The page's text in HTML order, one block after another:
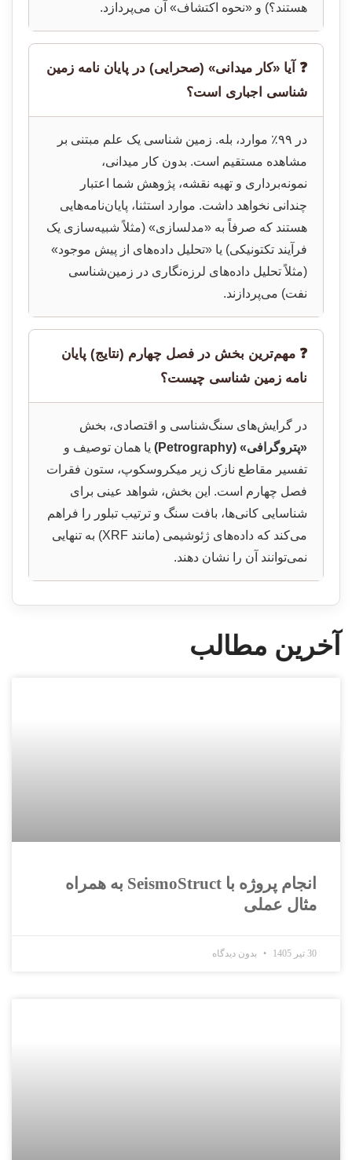
هستند؟) و «نحوه اکتشاف» آن می‌پردازد.
❓ آیا «کار میدانی» (صحرایی) در پایان نامه زمین
شناسی اجباری است؟
در ۹۹٪ موارد، بله. زمین شناسی یک علم مبتنی بر
مشاهده مستقیم است. بدون کار میدانی،
نمونه‌برداری و تهیه نقشه، پژوهش شما اعتبار
چندانی نخواهد داشت. موارد استثنا، پایان‌نامه‌هایی
هستند که صرفاً به «مدلسازی» (مثلاً شبیه‌سازی یک
فرآیند تکتونیکی) یا «تحلیل داده‌های از پیش موجود»
(مثلاً تحلیل داده‌های لرزه‌نگاری در زمین‌شناسی
نفت) می‌پردازند.
❓ مهم‌ترین بخش در فصل چهارم (نتایج) پایان
نامه زمین شناسی چیست؟
در گرایش‌های سنگ‌شناسی و اقتصادی، بخش
«پتروگرافی» (Petrography)
یا همان توصیف و
تفسیر مقاطع نازک زیر میکروسکوپ، ستون فقرات
فصل چهارم است. این بخش، شواهد عینی برای
شناسایی کانی‌ها، بافت سنگ و ترتیب تبلور را فراهم
می‌کند که داده‌های ژئوشیمی (مانند XRF) به تنهایی
نمی‌توانند آن را نشان دهند.
آخرین مطالب
انجام پروژه با SeismoStruct به همراه
مثال عملی
30 تیر 1405 بدون دیدگاه